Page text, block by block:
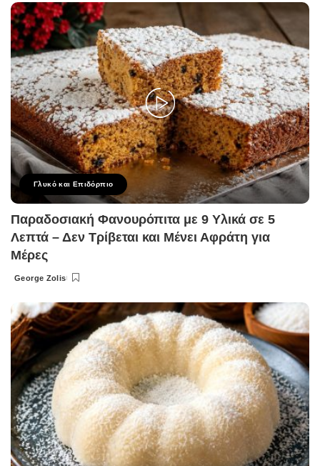
Γλυκό και Επιδόρπιο
Παραδοσιακή Φανουρόπιτα με 9 Υλικά σε 5
Λεπτά – Δεν Τρίβεται και Μένει Αφράτη για
Μέρες
Posted
George Zolis